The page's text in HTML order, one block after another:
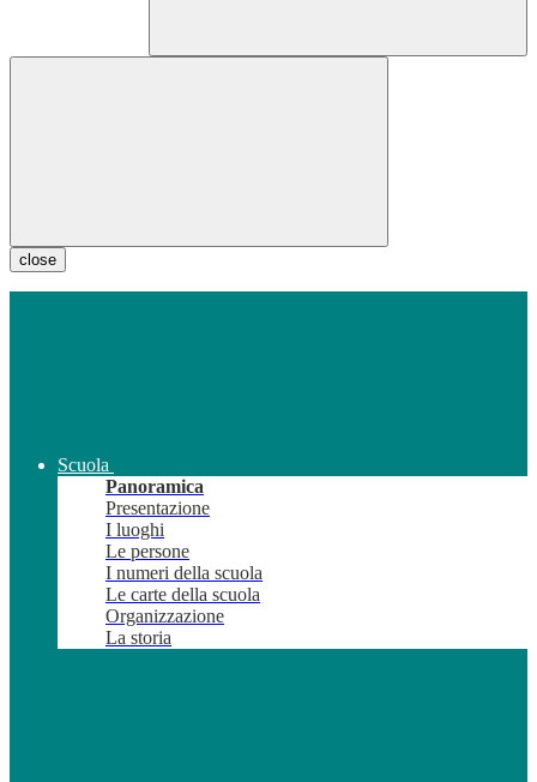
close
Scuola
Panoramica
Presentazione
I luoghi
Le persone
I numeri della scuola
Le carte della scuola
Organizzazione
La storia